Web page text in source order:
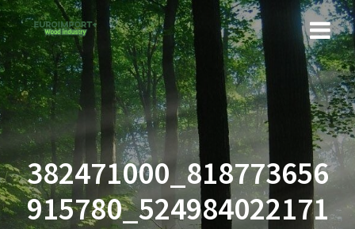
382471000_818773656
915780_524984022171